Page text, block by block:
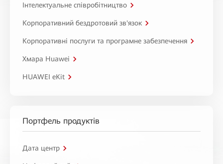
Інтелектуальне співробітництво
Корпоративний бездротовий зв'язок
Корпоративні послуги та програмне забезпечення
Хмара Huawei
HUAWEI eKit
Портфель продуктів
Дата центр